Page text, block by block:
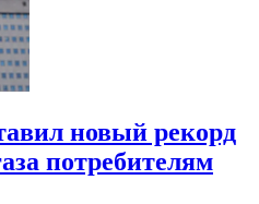
новый рекорд
потребителям